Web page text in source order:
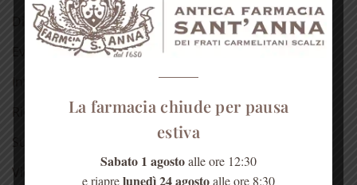
Dicono di noi
Eventi
Suggerimenti
Video
La farmacia chiude per pausa
estiva
Sabato 1 agostoalle ore 12:30
e riaprelunedì 24 agostoalle ore 8:30